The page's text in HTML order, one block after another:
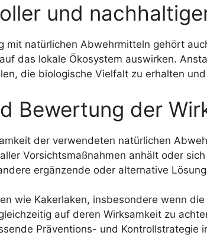
und
mit natürlichen Abwehrmitteln gehört
das lokale Ökosystem auswirken.
die biologische Vielfalt zu erhalten
Bewertung der
der verwendeten natürlichen
Vorsichtsmaßnahmen anhält oder
ergänzende oder alternative
wie Kakerlaken, insbesondere wenn
auf deren Wirksamkeit zu
Präventions- und Kontrollstrategie